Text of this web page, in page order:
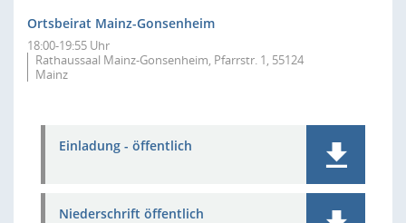
Ortsbeirat Mainz-Gonsenheim
18:00-19:55 Uhr
Rathaussaal Mainz-Gonsenheim, Pfarrstr. 1, 55124
Mainz
Einladung - öffentlich
Niederschrift öffentlich